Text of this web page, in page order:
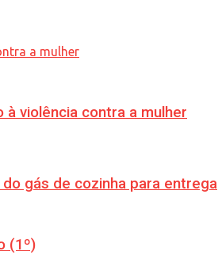
violência contra a mulher
gás de cozinha para entrega
(1º)